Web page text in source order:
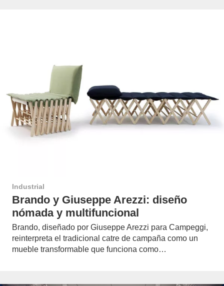
Industrial
Brando y Giuseppe Arezzi: diseño
nómada y multifuncional
Brando, diseñado por Giuseppe Arezzi para Campeggi,
reinterpreta el tradicional catre de campaña como un
mueble transformable que funciona como…